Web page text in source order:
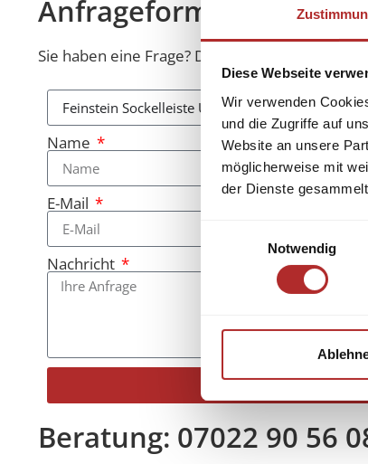
Diese Webseite
Wir verwenden
und die Zugriffe auf
Website an unsere
möglicherweise mit
der Dienste
Notwendig
Anfrageformular
Sie haben eine Frage? Diese beantworten wir
Name
E-Mail
Nachricht
Beratung: 07022 90 56